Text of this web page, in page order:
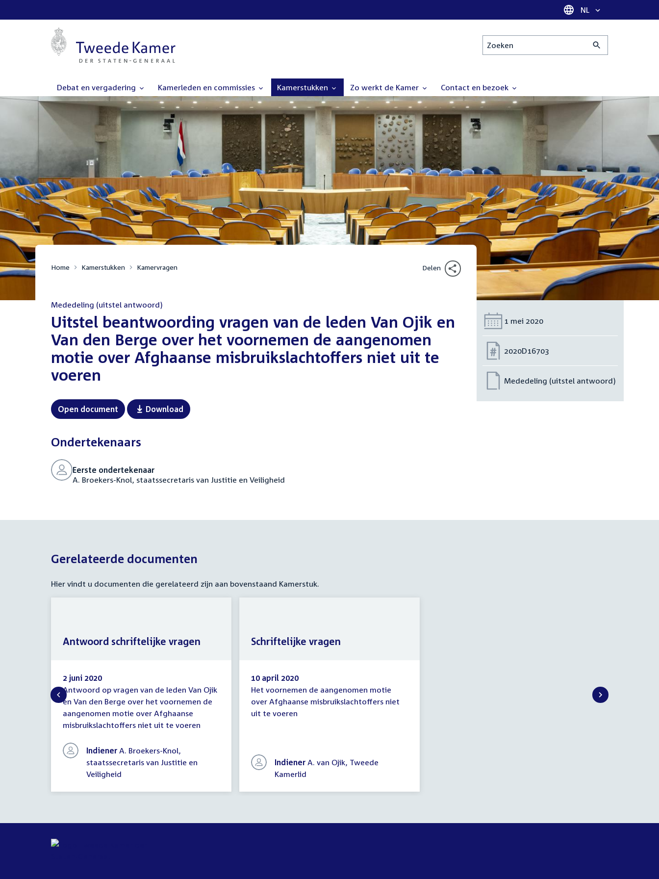
Taal selectie
NL
Zoeken
Debat en vergadering Kamerleden en commissies Kamerstukken Zo werkt de Kamer Contact en bezoek
Home Kamerstukken Kamervragen Delen
Mededeling (uitstel antwoord)
:Uitstel beantwoording vragen van de leden Van Ojik en
Van den Berge over het voornemen de aangenomen
motie over Afghaanse misbruikslachtoffers niet uit te
voeren
Open document Download
Ondertekenaars
Eerste ondertekenaar
A. Broekers-Knol, staatssecretaris van Justitie en Veiligheid
Datum:
1 mei 2020
Nummer:
2020D16703
Mededeling (uitstel antwoord)
Gerelateerde documenten
Hier vindt u documenten die gerelateerd zijn aan bovenstaand Kamerstuk.
Antwoord
schriftelijke
vragen
2 juni 2020
Antwoord op vragen van de leden Van Ojik
en Van den Berge over het voornemen de
aangenomen motie over Afghaanse
misbruikslachtoffers niet uit te voeren
Indiener A. Broekers-Knol,
staatssecretaris van Justitie en
Veiligheid
Antwoord schriftelijke vragen
Schriftelijke
vragen
10 april 2020
Het voornemen de aangenomen motie
over Afghaanse misbruikslachtoffers niet
uit te voeren
Indiener A. van Ojik, Tweede
Kamerlid
Schriftelijke vragen